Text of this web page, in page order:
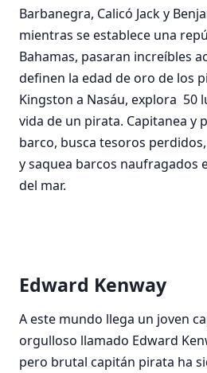
Barbanegra, Calicó Jack y
mientras se establece una
Bahamas, pasaran increíbles
definen la edad de oro de los
Kingston a Nasáu, explora 50
vida de un pirata. Capitanea y
barco, busca tesoros
y saquea barcos naufragados
del mar.
Edward Kenway
A este mundo llega un joven
orgulloso llamado Edward
pero brutal capitán pirata ha